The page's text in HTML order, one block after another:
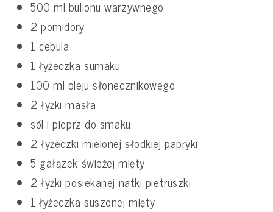
500 ml bulionu warzywnego
2 pomidory
1 cebula
1 łyżeczka sumaku
100 ml oleju słonecznikowego
2 łyżki masła
sól i pieprz do smaku
2 łyżeczki mielonej słodkiej papryki
5 gałązek świeżej mięty
2 łyżki posiekanej natki pietruszki
1 łyżeczka suszonej mięty